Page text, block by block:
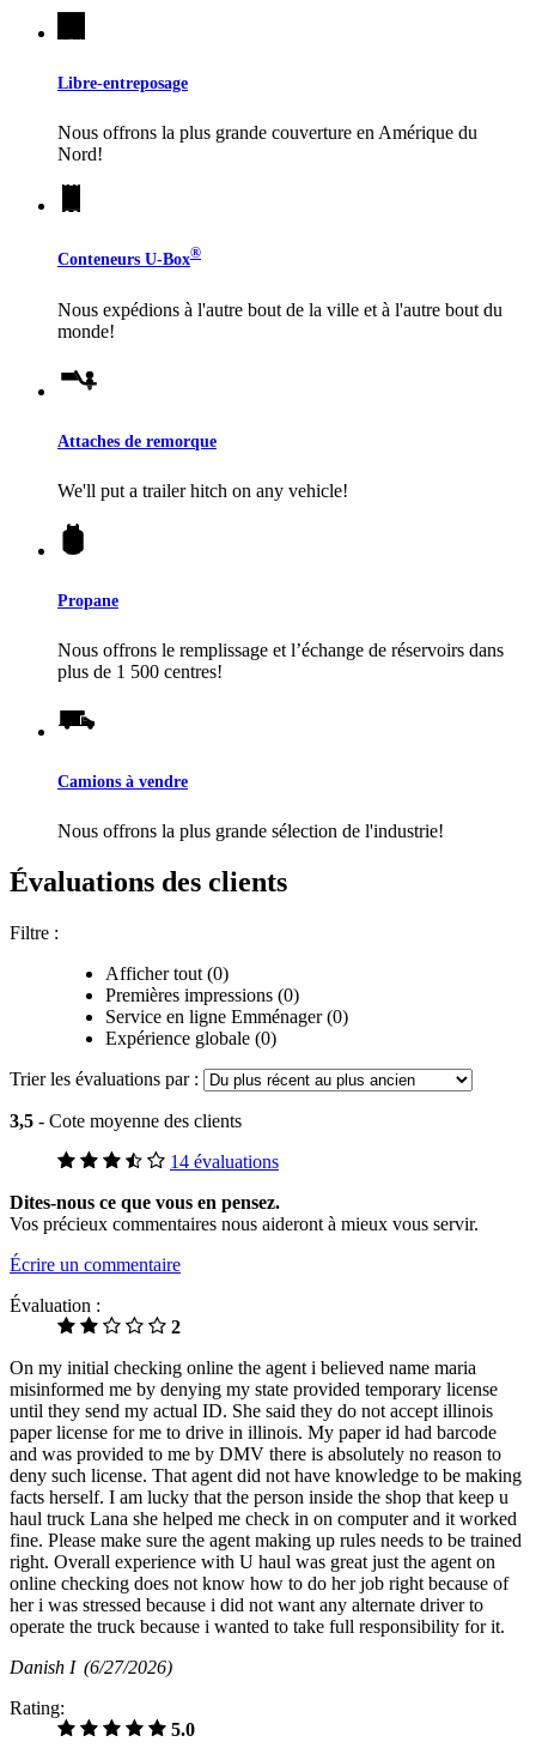
Libre-entreposage
Nous offrons la plus grande couverture en Amérique du
Nord!
Conteneurs U-Box®
Nous expédions à l'autre bout de la ville et à l'autre bout du
monde!
Attaches de remorque
We'll put a trailer hitch on any vehicle!
Propane
Nous offrons le remplissage et l’échange de réservoirs dans
plus de 1 500 centres!
Camions à vendre
Nous offrons la plus grande sélection de l'industrie!
Évaluations des clients
Filtre :
Afficher tout (0)
Premières impressions (0)
Service en ligne Emménager (0)
Expérience globale (0)
Trier les évaluations par :
3,5 - Cote moyenne des clients
14 évaluations
Dites-nous ce que vous en pensez.
Vos précieux commentaires nous aideront à mieux vous servir.
Écrire un commentaire
Évaluation :
2
On my initial checking online the agent i believed name maria
misinformed me by denying my state provided temporary license
until they send my actual ID. She said they do not accept illinois
paper license for me to drive in illinois. My paper id had barcode
and was provided to me by DMV there is absolutely no reason to
deny such license. That agent did not have knowledge to be making
facts herself. I am lucky that the person inside the shop that keep u
haul truck Lana she helped me check in on computer and it worked
fine. Please make sure the agent making up rules needs to be trained
right. Overall experience with U haul was great just the agent on
online checking does not know how to do her job right because of
her i was stressed because i did not want any alternate driver to
operate the truck because i wanted to take full responsibility for it.
Danish I (6/27/2026)
Rating:
5.0